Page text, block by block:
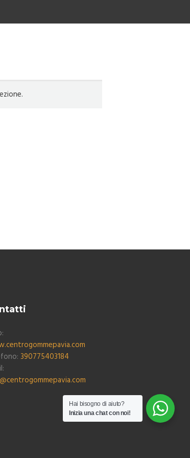
390775403184
Hai bisogno di aiuto?
Inizia una chat con noi!